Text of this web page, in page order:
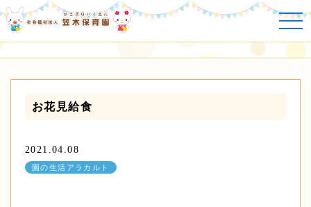
園の生活アラカルト
お花見給食
2021.04.08
園の生活アラカルト